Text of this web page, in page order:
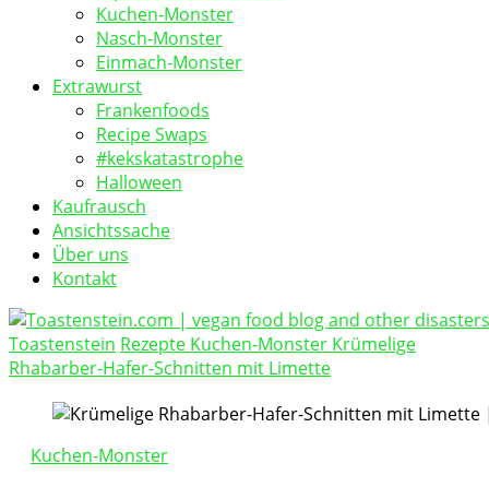
Kuchen-Monster
Nasch-Monster
Einmach-Monster
Extrawurst
Frankenfoods
Recipe Swaps
#kekskatastrophe
Halloween
Kaufrausch
Ansichtssache
Über uns
Kontakt
Toastenstein.com
vegan food blog
Toastenstein Rezepte Kuchen-Monster Krümelige
Rhabarber-Hafer-Schnitten mit Limette
Kuchen-Monster